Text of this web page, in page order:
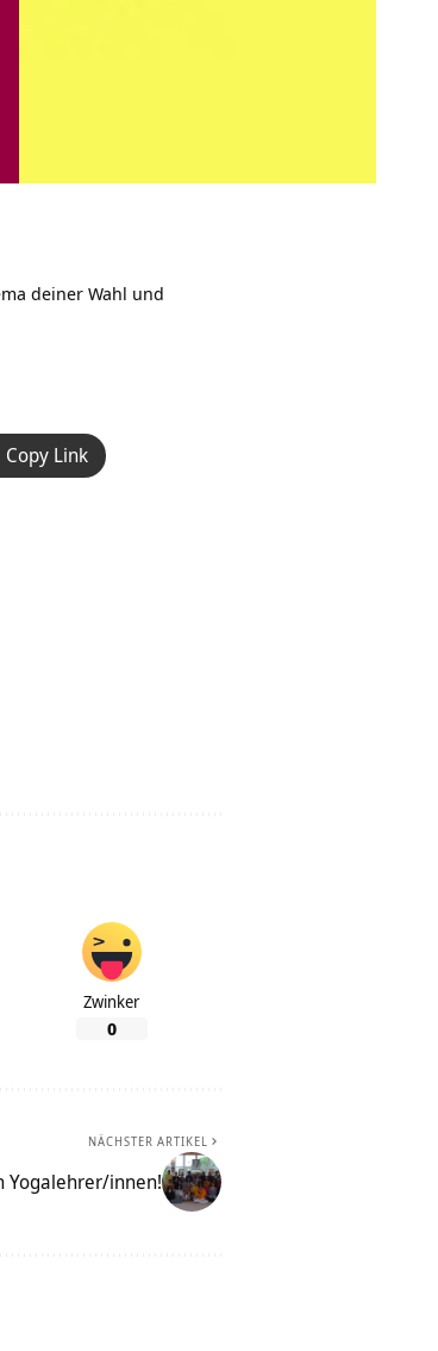
deiner Wahl und
Copy Link
Zwinker
0
NÄCHSTER ARTIKEL
Yogalehrer/innen!